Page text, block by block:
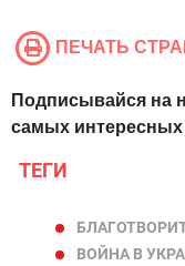
ПЕЧАТЬ
Подписывайся на
самых интересных
ТЕГИ
ВОЙНА В